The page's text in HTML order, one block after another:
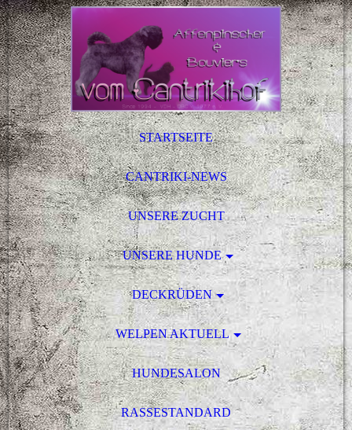
STARTSEITE
CANTRIKI-NEWS
UNSERE ZUCHT
UNSERE HUNDE
DECKRÜDEN
WELPEN AKTUELL
HUNDESALON
RASSESTANDARD